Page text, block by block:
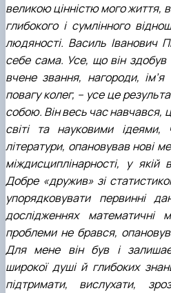
великою цінністю мого життя,
глибокого і сумлінного
людяності. Василь Іванович
себе сама. Усе, що він здобув
вчене звання, нагороди, ім’я
повагу колег, – усе це
собою. Він весь час навчався,
світі та науковими ідеями,
літератури, опановував нові
міждисциплінарності, у
Добре «дружив» зі
упорядковувати первинні
дослідженнях
проблеми не брався,
Для мене він був і
широкої душі й глибоких
підтримати, вислухати,